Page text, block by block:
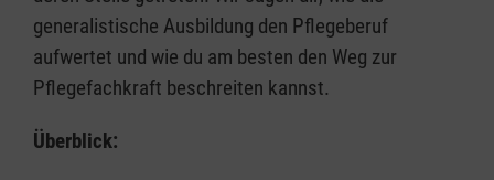
generalistische Ausbildung den Pflegeberuf
aufwertet und wie du am besten den Weg zur
Pflegefachkraft beschreiten kannst.
Überblick: